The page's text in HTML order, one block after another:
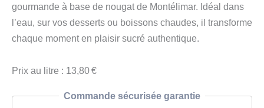
Nougat
50
cl
gourmande à base de nougat de Montélimar. Idéal dans
l’eau, sur vos desserts ou boissons chaudes, il transforme
chaque moment en plaisir sucré authentique.
Prix au litre : 13,80 €
Commande sécurisée garantie